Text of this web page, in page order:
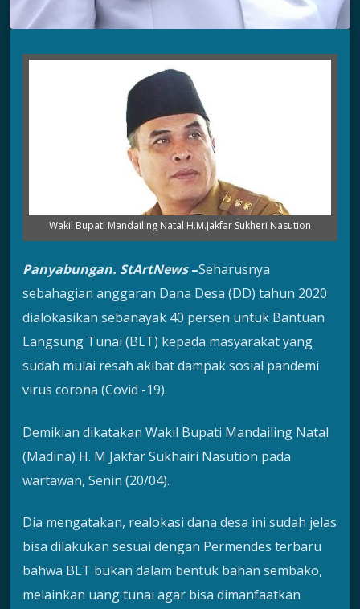
Wakil Bupati Mandailing Natal H.M.Jakfar Sukheri Nasution
Panyabungan. StArtNews–Seharusnya
sebahagian anggaran Dana Desa (DD) tahun 2020
dialokasikan sebanayak 40 persen untuk Bantuan
Langsung Tunai (BLT) kepada masyarakat yang
sudah mulai resah akibat dampak sosial pandemi
virus corona (Covid -19).
Demikian dikatakan Wakil Bupati Mandailing Natal
(Madina) H. M Jakfar Sukhairi Nasution pada
wartawan, Senin (20/04).
Dia mengatakan, realokasi dana desa ini sudah jelas
bisa dilakukan sesuai dengan Permendes terbaru
bahwa BLT bukan dalam bentuk bahan sembako,
melainkan uang tunai agar bisa dimanfaatkan